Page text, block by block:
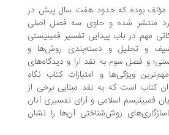
که حدود هفت سال پیش در
شده و حاوی سه فصل اصلی
باب پیدایی تفسیر فمینیستی
و دسته‌بندی روش‌ها و
سوم به نقد آرا و دیدگاه‌های
و امتیازات کتاب نگاه
است که به نقد مبنایی برخی از
اسلامی و آرای تفسیری آنان
روش‌شناختی آن‌ها را نشان